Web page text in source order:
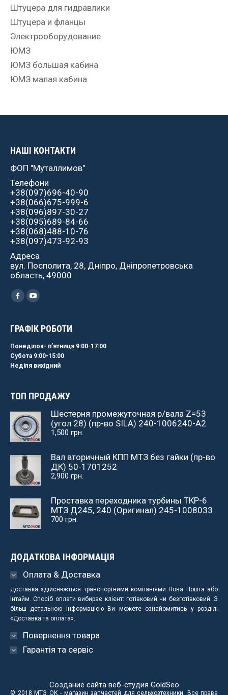
Штуцера для гидравлики
Штуцера и фланцы
Электрооборудование
ЮМЗ
ЮМЗ большая кабина
ЮМЗ малая кабина
НАШІ КОНТАКТИ
ФОП "Муталлимов"
Телефони
+38(097)696-40-90
+38(066)675-999-6
+38(096)897-30-27
+38(095)689-84-66
+38(068)488-10-76
+38(097)473-92-93
Адреса
вул. Посполита, 28, Дніпро, Дніпропетровська
область, 49000
Найдите нас:
Facebook
YouTube
ГРАФІК РОБОТИ
Понеділок- пʼятниця 9:00-17:00
Субота 9:00-15:00
Неділя вихідний
ТОП ПРОДАЖУ
Шестерня промежуточная р/вала Z=53
(угол 28) (пр-во SILA) 240-1006240-А2
1,500 грн.
Вал вторичный КПП МТЗ без гайки (пр-во
ДК) 50-1701252
2,900 грн.
Проставка переходника турбины ТКР-6
МТЗ Д245, 240 (Оригинал) 245-1008033
700 грн.
ДОДАТКОВА ІНФОРМАЦІЯ
Оплата & Доставка
Доставка здійснюється транспортними компаніями Нова Пошта або
Інтайм. Спосіб оплати вибирає клієнт: готівковий чи безготівковий. З
більш детальною інформацією Ви можете ознайомитись у розділі
«Доставка та оплата».
Повернення товара
Гарантія та сервіс
Создание сайта веб-студия GoldSeo
© 2018 МТЗ ОК - магазин запчастей для сельхозтехники. Все права